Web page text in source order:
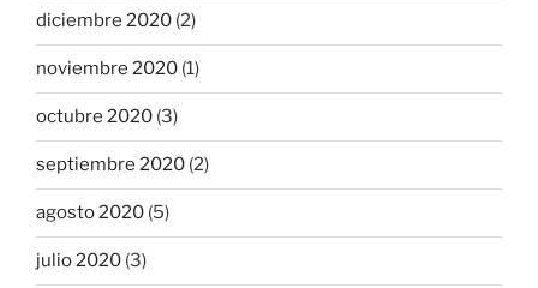
diciembre 2020 (2)
noviembre 2020 (1)
octubre 2020 (3)
septiembre 2020 (2)
agosto 2020 (5)
julio 2020 (3)